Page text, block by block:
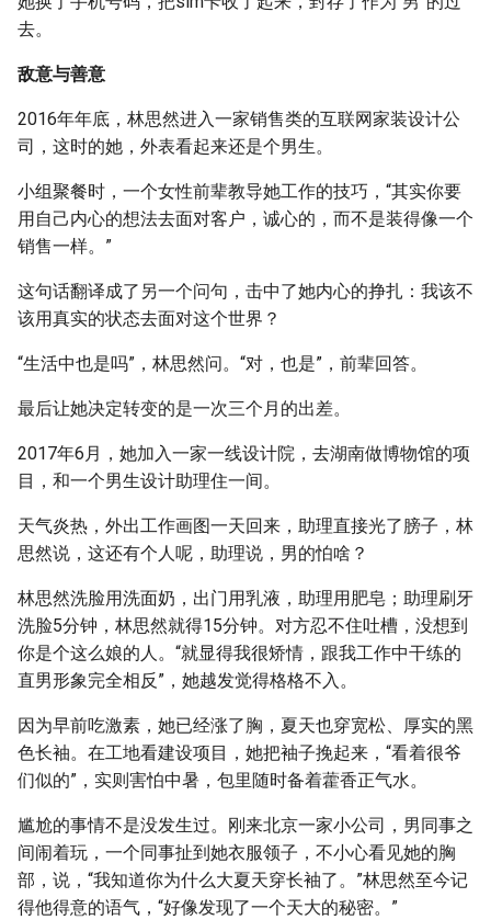
去。
敌意与善意
2016年年底，林思然进入一家销售类的互联网家装设计公
司，这时的她，外表看起来还是个男生。
小组聚餐时，一个女性前辈教导她工作的技巧，“其实你要
用自己内心的想法去面对客户，诚心的，而不是装得像一个
销售一样。”
这句话翻译成了另一个问句，击中了她内心的挣扎：我该不
该用真实的状态去面对这个世界？
“生活中也是吗”，林思然问。“对，也是”，前辈回答。
最后让她决定转变的是一次三个月的出差。
2017年6月，她加入一家一线设计院，去湖南做博物馆的项
目，和一个男生设计助理住一间。
天气炎热，外出工作画图一天回来，助理直接光了膀子，林
思然说，这还有个人呢，助理说，男的怕啥？
林思然洗脸用洗面奶，出门用乳液，助理用肥皂；助理刷牙
洗脸5分钟，林思然就得15分钟。对方忍不住吐槽，没想到
你是个这么娘的人。“就显得我很矫情，跟我工作中干练的
直男形象完全相反”，她越发觉得格格不入。
因为早前吃激素，她已经涨了胸，夏天也穿宽松、厚实的黑
色长袖。在工地看建设项目，她把袖子挽起来，“看着很爷
们似的”，实则害怕中暑，包里随时备着藿香正气水。
尴尬的事情不是没发生过。刚来北京一家小公司，男同事之
间闹着玩，一个同事扯到她衣服领子，不小心看见她的胸
部，说，“我知道你为什么大夏天穿长袖了。”林思然至今记
得他得意的语气，“好像发现了一个天大的秘密。”